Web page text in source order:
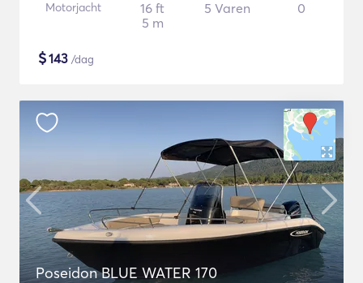
Motorjacht
16 ft
5 m
5 Varen 0
$143 /dag
Poseidon BLUE WATER 170